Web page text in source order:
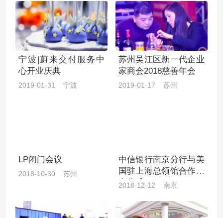
宁波|蔚来交付服务中
心开业庆典
2019-01-31 宁波
苏州吴江区新一代企业
家商会2018慈善年会
2019-01-17 苏州
LP闭门会议
2018-10-30 苏州
中信银行南京分行与美
国驻上海总领馆合作纪
念仪式
2018-12-12 南京